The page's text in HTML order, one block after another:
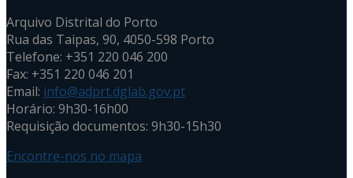
Arquivo Distrital do Porto
Rua das Taipas, 90, 4050-598 Porto
Telefone: +351 220 046 200
Fax: +351 220 046 201
Email: info@adprt.dglab.gov.pt
Horário: 9h30-16h00
Requisição documentos: 9h30-15h30
Encontre-nos no mapa